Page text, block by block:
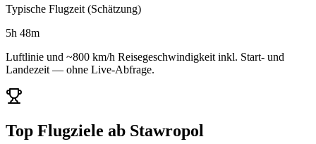
Typische Flugzeit (Schätzung)
5h 48m
Luftlinie und ~800 km/h Reisegeschwindigkeit inkl. Start- und
Landezeit — ohne Live-Abfrage.
Top Flugziele ab Stawropol